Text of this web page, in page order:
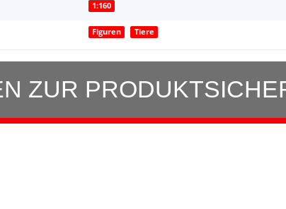
1:160
Figuren Tiere
ZUR